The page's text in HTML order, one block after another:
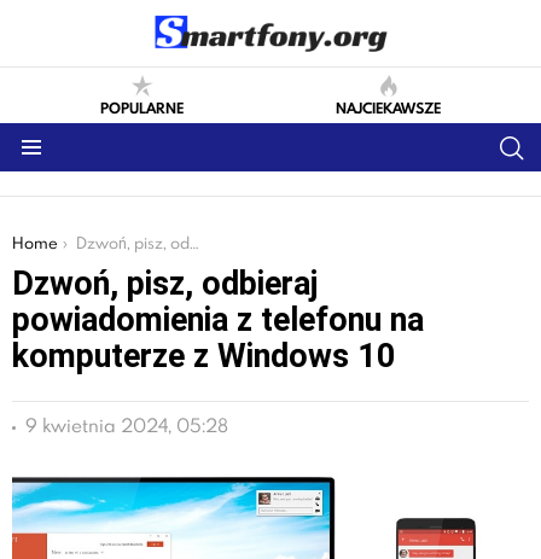
POPULARNE NAJCIEKAWSZE
You are here:
Home Dzwoń, pisz, odbieraj powiadomienia z telefonu na komputerze z Windows 10
Dzwoń, pisz, odbieraj
powiadomienia z telefonu na
komputerze z Windows 10
9 kwietnia 2024, 05:28